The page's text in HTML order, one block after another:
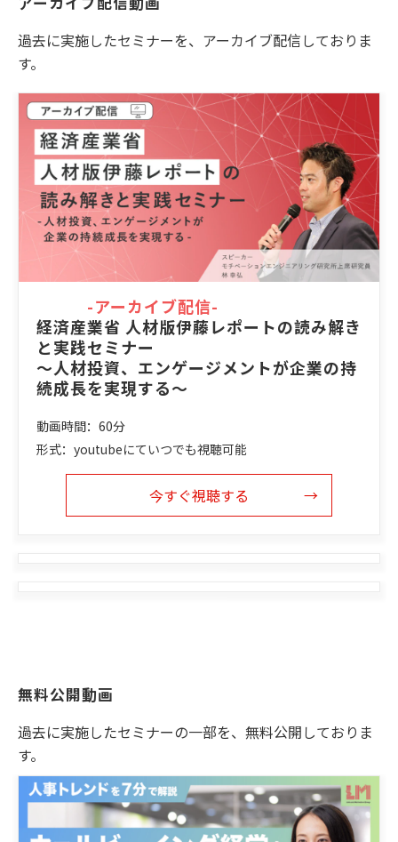
過去に実施したセミナーを、アーカイブ配信しておりま
す。
-アーカイブ配信-
経済産業省 人材版伊藤レポートの読み解き
と実践セミナー
～人材投資、エンゲージメントが企業の持
続成長を実現する～
動画時間：60分
形式：youtubeにていつでも視聴可能
今すぐ視聴する
無料公開動画
過去に実施したセミナーの一部を、無料公開しておりま
す。